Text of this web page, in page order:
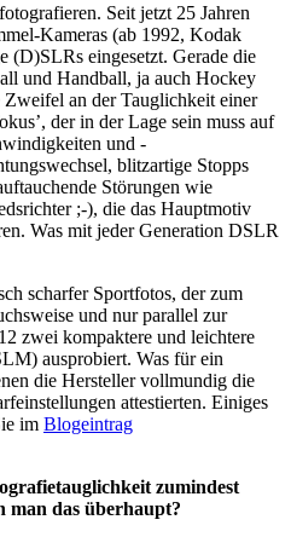
Seit jetzt 25 Jahren
Kameras (ab 1992, Kodak
(D)SLRs eingesetzt. Gerade die
und Handball, ja auch Hockey
Zweifel an der Tauglichkeit einer
der in der Lage sein muss auf
und -
blitzartige Stopps
Störungen wie
;-), die das Hauptmotiv
Was mit jeder Generation DSLR
scharfer Sportfotos, der zum
und nur parallel zur
zwei kompaktere und leichtere
ausprobiert. Was für ein
die Hersteller vollmundig die
attestierten. Einiges
im Blogeintrag
zumindest
man das überhaupt?